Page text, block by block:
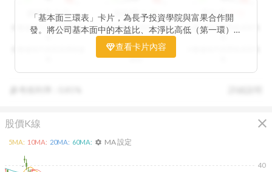
價值環3分
分數越高代表投資價值越
高
股利環 1 分
分數越高代表股利報酬率
越高
分數越低代表股利報酬率
越低
營收環9
分數越高代表營收成長性
高
「基本面三環表」卡片，為長予投資學院與富果合作開
發。將公司基本面中的本益比、本淨比高低（第一環）、
股利報酬率好壞（第二環）以及營收成長性（第三環），
透過數據分析與統計處理，用三環的表達方式讓投資人可
查看卡片內容
股價K線 close
40
5MA: 10MA: 20MA: 60MA: settings MA 設定